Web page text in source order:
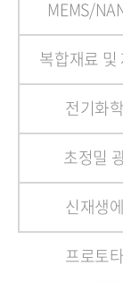
MEMS/
복합재료 및
전기화
초정밀
신재생
프로토